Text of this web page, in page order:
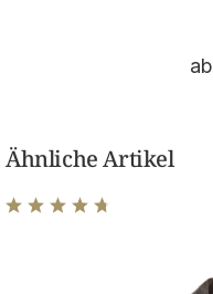
ab
Ähnliche Artikel